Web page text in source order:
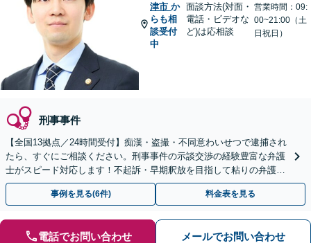
津市 か
らも相
談受付
中
面談方法(対面・
電話・ビデオな
ど)は応相談
営業時間：09:
00~21:00（土
日祝日）
刑事事件
【全国13拠点／24時間受付】痴漢・盗撮・不同意わいせつで逮捕され
たら、すぐにご相談ください。刑事事件の示談交渉の経験豊富な弁護
士がスピード対応します！不起訴・早期釈放を目指して粘りの弁護活
動を行います。
事例を見る(6件) 料金表を見る
電話でお問い合わせ メールでお問い合わせ